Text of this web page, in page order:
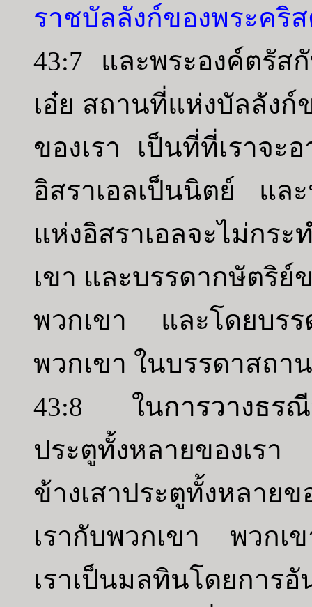
ราชบัลลังก์ของพระคริ
43:7 และพระองค์ตรัส
เอ๋ย สถานที่แห่งบัลลังก์
ของเรา เป็นที่ที่เราจะ
อิสราเอลเป็นนิตย์ แล
แห่งอิสราเอลจะไม่กร
เขา และบรรดากษัตริย์
พวกเขา และโดยบรร
พวกเขา ในบรรดาสถา
43:8 ในการวางธรณี
ประตูทั้งหลายของเรา
ข้างเสาประตูทั้งหลาย
เรากับพวกเขา พวกเ
เราเป็นมลทินโดยการ